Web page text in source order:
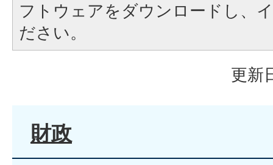
フトウェアをダウンロードし、
ださい。
更新
財政